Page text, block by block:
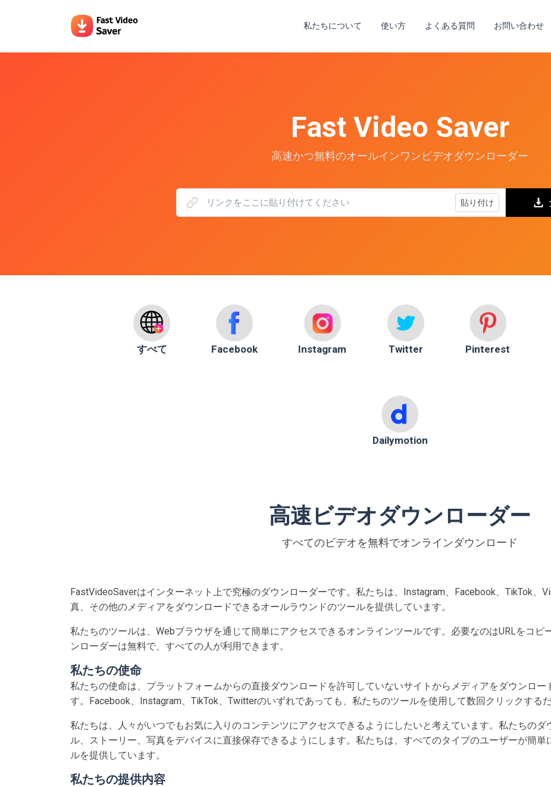
私たちについて 使い方 よくある質問 お問い合わせ
Fast Video Saver
高速かつ無料のオールインワンビデオダウンローダー
貼り付け
すべて Facebook Instagram Twitter Pinterest
Dailymotion
高速ビデオダウンローダー
すべてのビデオを無料でオンラインダウンロード
FastVideoSaverはインターネット上で究極のダウンローダーです。私たちは、Instagram、Facebook、TikTok、
真、その他のメディアをダウンロードできるオールラウンドのツールを提供しています。
私たちのツールは、Webブラウザを通じて簡単にアクセスできるオンラインツールです。必要なのはURLをコピ
ンローダーは無料で、すべての人が利用できます。
私たちの使命
私たちの使命は、プラットフォームからの直接ダウンロードを許可していないサイトからメディアをダウンロ
す。Facebook、Instagram、TikTok、Twitterのいずれであっても、私たちのツールを使用して数回クリックする
私たちは、人々がいつでもお気に入りのコンテンツにアクセスできるようにしたいと考えています。私たちの
ル、ストーリー、写真をデバイスに直接保存できるようにします。私たちは、すべてのタイプのユーザーが簡
ルを提供しています。
私たちの提供内容